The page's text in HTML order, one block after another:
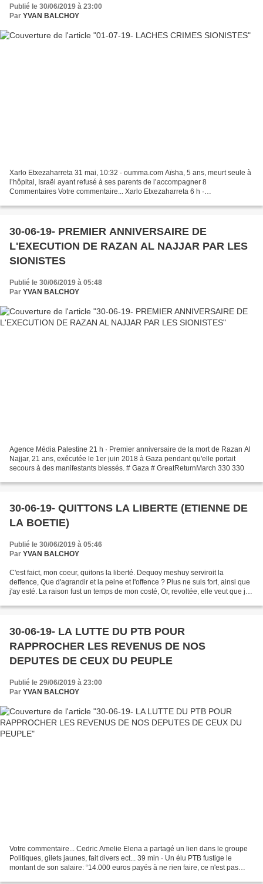
Publié le 30/06/2019 à 23:00
Par YVAN BALCHOY
Xarlo Etxezaharreta 31 mai, 10:32 · oumma.com Aïsha, 5 ans, meurt seule à
l’hôpital, Israël ayant refusé à ses parents de l’accompagner 8
Commentaires Votre commentaire... Xarlo Etxezaharreta 6 h ·
30-06-19- PREMIER ANNIVERSAIRE DE
L'EXECUTION DE RAZAN AL NAJJAR PAR LES
SIONISTES
Publié le 30/06/2019 à 05:48
Par YVAN BALCHOY
Agence Média Palestine 21 h · Premier anniversaire de la mort de Razan Al
Najjar, 21 ans, exécutée le 1er juin 2018 à Gaza pendant qu'elle portait
secours à des manifestants blessés. # Gaza # GreatReturnMarch 330 330
30-06-19- QUITTONS LA LIBERTE (ETIENNE DE
LA BOETIE)
Publié le 30/06/2019 à 05:46
Par YVAN BALCHOY
C'est faict, mon coeur, quitons la liberté. Dequoy meshuy serviroit la
deffence, Que d'agrandir et la peine et l'offence ? Plus ne suis fort, ainsi que
j'ay esté. La raison fust un temps de mon costé, Or, revoltée, elle veut que je
30-06-19- LA LUTTE DU PTB POUR
RAPPROCHER LES REVENUS DE NOS
DEPUTES DE CEUX DU PEUPLE
Publié le 29/06/2019 à 23:00
Par YVAN BALCHOY
Votre commentaire... Cedric Amelie Elena a partagé un lien dans le groupe
Politiques, gilets jaunes, fait divers ect... 39 min · Un élu PTB fustige le
montant de son salaire: “14.000 euros payés à ne rien faire, ce n'est pas